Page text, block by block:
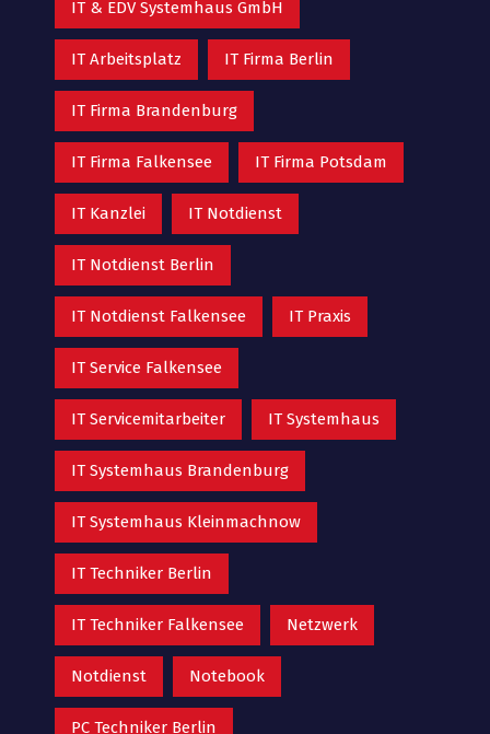
IT & EDV Systemhaus GmbH
IT Arbeitsplatz IT Firma Berlin
IT Firma Brandenburg
IT Firma Falkensee IT Firma Potsdam
IT Kanzlei IT Notdienst
IT Notdienst Berlin
IT Notdienst Falkensee IT Praxis
IT Service Falkensee
IT Servicemitarbeiter IT Systemhaus
IT Systemhaus Brandenburg
IT Systemhaus Kleinmachnow
IT Techniker Berlin
IT Techniker Falkensee Netzwerk
Notdienst Notebook
PC Techniker Berlin